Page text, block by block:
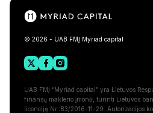
© 2026 - UAB FMĮ Myriad capital
UAB FMĮ “Myriad capital” yra Lietuvos
finansų maklerio įmonė, turinti Lietuvos
licenciją Nr.:B3/2016-11-29. Autorizacijos